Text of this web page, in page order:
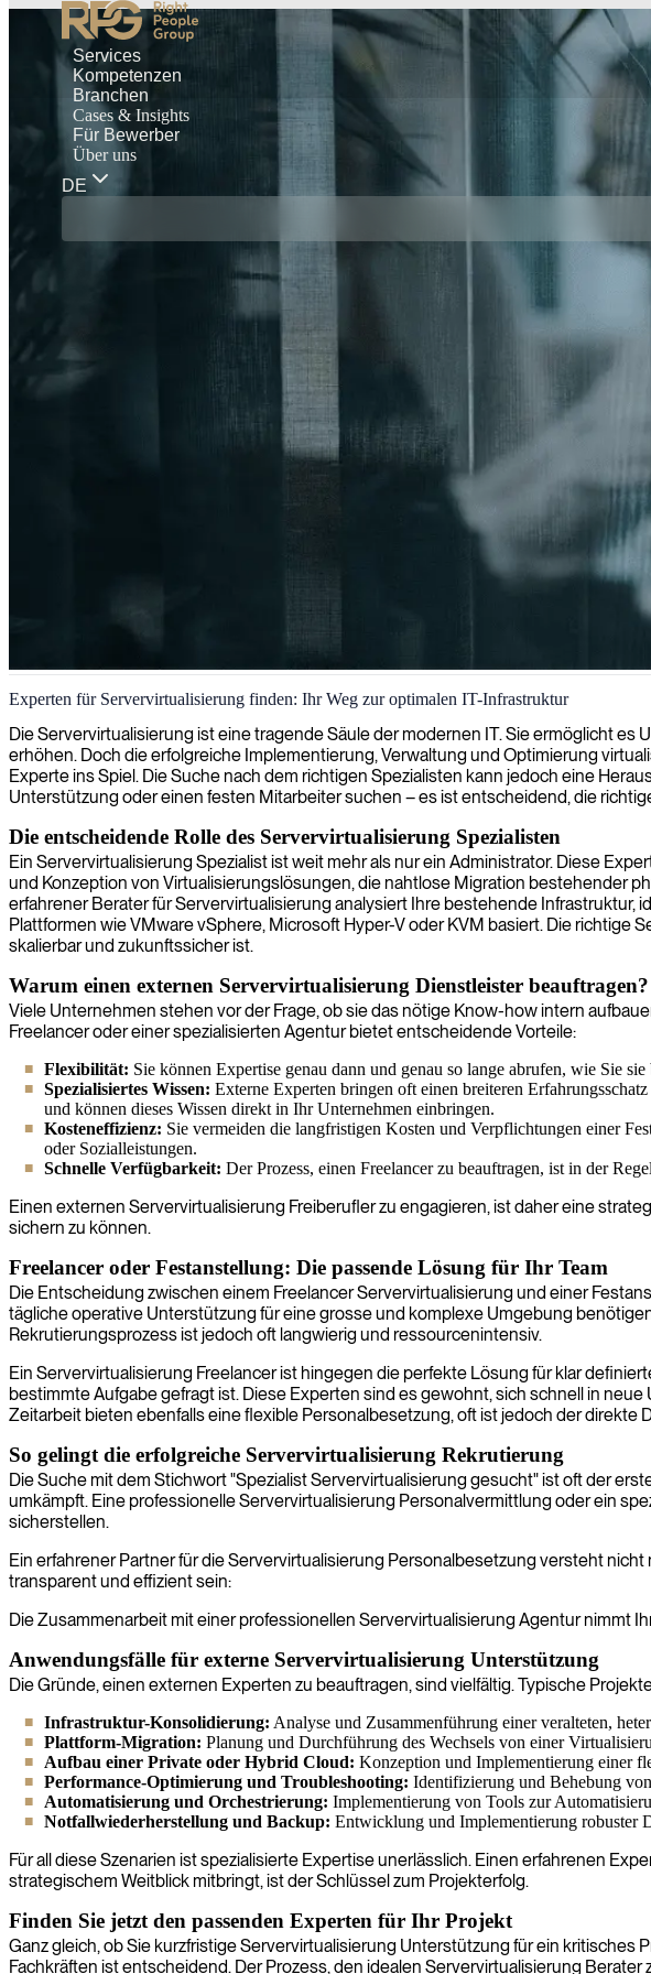
Services
Kompetenzen
Branchen
Cases & Insights
Für Bewerber
Über uns
DE
Server-Virtualisierung
Unsere Experten für Servervirtualisierung entwerfen, implementieren und optimieren
Experten für Servervirtualisierung finden: Ihr Weg zur optimalen IT-Infrastruktur
Die Servervirtualisierung ist eine tragende Säule der modernen IT. Sie ermöglicht
erhöhen. Doch die erfolgreiche Implementierung, Verwaltung und Optimierung
Experte ins Spiel. Die Suche nach dem richtigen Spezialisten kann jedoch eine
Unterstützung oder einen festen Mitarbeiter suchen – es ist entscheidend, die
Die entscheidende Rolle des Servervirtualisierung Spezialisten
Ein Servervirtualisierung Spezialist ist weit mehr als nur ein Administrator. Diese
und Konzeption von Virtualisierungslösungen, die nahtlose Migration bestehender
erfahrener Berater für Servervirtualisierung analysiert Ihre bestehende
Plattformen wie VMware vSphere, Microsoft Hyper-V oder KVM basiert. Die richtige
skalierbar und zukunftssicher ist.
Warum einen externen Servervirtualisierung Dienstleister beauftragen?
Viele Unternehmen stehen vor der Frage, ob sie das nötige Know-how intern
Freelancer oder einer spezialisierten Agentur bietet entscheidende Vorteile:
Flexibilität: Sie können Expertise genau dann und genau so lange abrufen, wie Sie
Spezialisiertes Wissen: Externe Experten bringen oft einen breiteren
und können dieses Wissen direkt in Ihr Unternehmen einbringen.
Kosteneffizienz: Sie vermeiden die langfristigen Kosten und Verpflichtungen einer
oder Sozialleistungen.
Schnelle Verfügbarkeit: Der Prozess, einen Freelancer zu beauftragen, ist in der
Einen externen Servervirtualisierung Freiberufler zu engagieren, ist daher eine
sichern zu können.
Freelancer oder Festanstellung: Die passende Lösung für Ihr Team
Die Entscheidung zwischen einem Freelancer Servervirtualisierung und einer
tägliche operative Unterstützung für eine grosse und komplexe Umgebung
Rekrutierungsprozess ist jedoch oft langwierig und ressourcenintensiv.
Ein Servervirtualisierung Freelancer ist hingegen die perfekte Lösung für klar
bestimmte Aufgabe gefragt ist. Diese Experten sind es gewohnt, sich schnell in
Zeitarbeit bieten ebenfalls eine flexible Personalbesetzung, oft ist jedoch der direkte
So gelingt die erfolgreiche Servervirtualisierung Rekrutierung
Die Suche mit dem Stichwort "Spezialist Servervirtualisierung gesucht" ist oft der
umkämpft. Eine professionelle Servervirtualisierung Personalvermittlung oder ein
sicherstellen.
Ein erfahrener Partner für die Servervirtualisierung Personalbesetzung versteht
transparent und effizient sein:
Die Zusammenarbeit mit einer professionellen Servervirtualisierung Agentur nimmt
Anwendungsfälle für externe Servervirtualisierung Unterstützung
Die Gründe, einen externen Experten zu beauftragen, sind vielfältig. Typische
Infrastruktur-Konsolidierung: Analyse und Zusammenführung einer veralteten,
Plattform-Migration: Planung und Durchführung des Wechsels von einer
Aufbau einer Private oder Hybrid Cloud: Konzeption und Implementierung einer
Performance-Optimierung und Troubleshooting: Identifizierung und Behebung
Automatisierung und Orchestrierung: Implementierung von Tools zur
Notfallwiederherstellung und Backup: Entwicklung und Implementierung robuster
Für all diese Szenarien ist spezialisierte Expertise unerlässlich. Einen erfahrenen
strategischem Weitblick mitbringt, ist der Schlüssel zum Projekterfolg.
Finden Sie jetzt den passenden Experten für Ihr Projekt
Ganz gleich, ob Sie kurzfristige Servervirtualisierung Unterstützung für ein
Fachkräften ist entscheidend. Der Prozess, den idealen Servervirtualisierung